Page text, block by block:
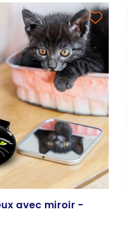
avec miroir -